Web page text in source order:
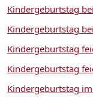
Kindergeburtstag
Kindergeburtstag
Kindergeburtstag
Kindergeburtstag
Kindergeburtstag